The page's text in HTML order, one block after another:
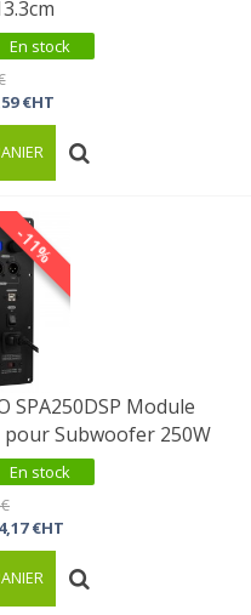
En stock
€HT
-11%
SPA250DSP Module
pour Subwoofer 250W
En stock
€HT